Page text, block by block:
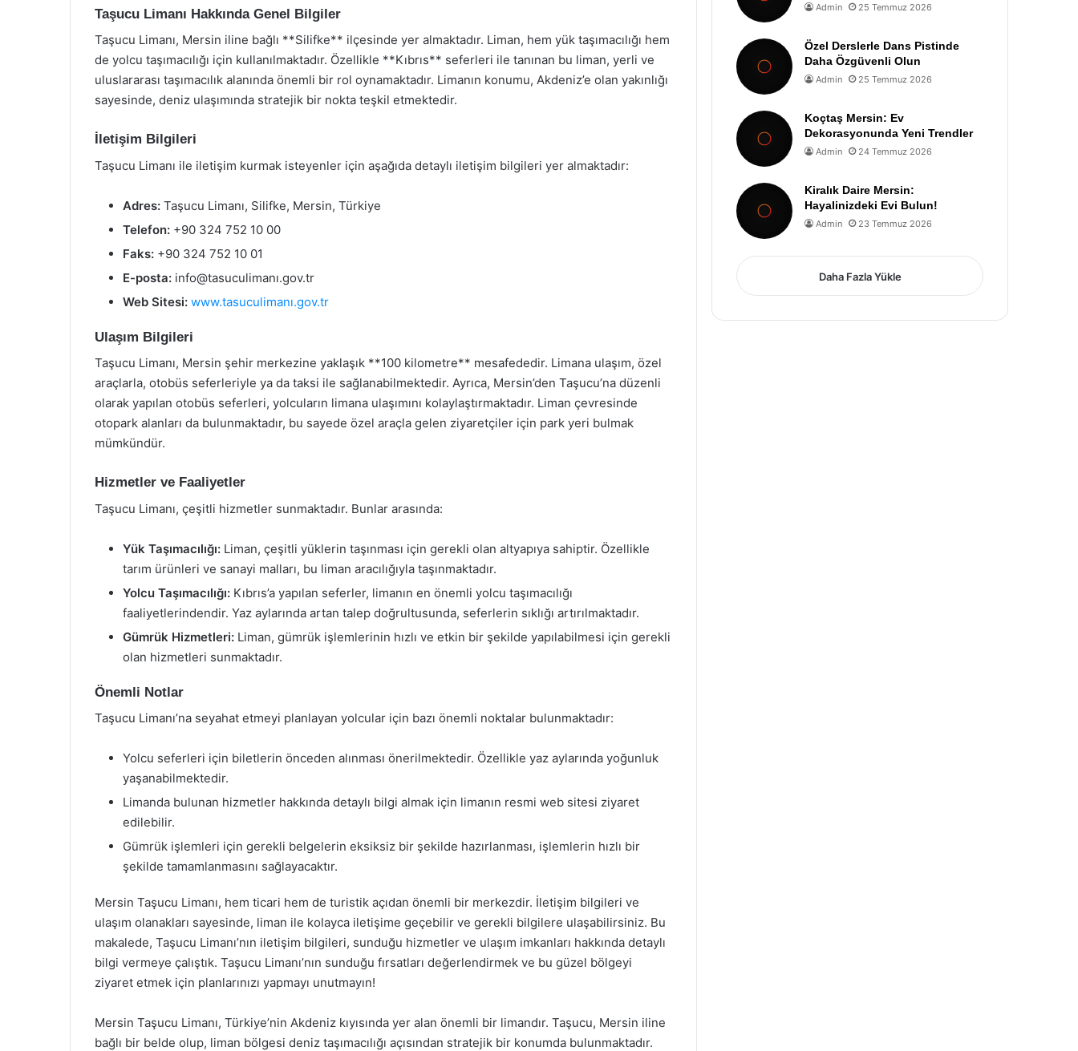
Taşucu Limanı Hakkında Genel Bilgiler
Taşucu Limanı, Mersin iline bağlı **Silifke** ilçesinde yer almaktadır. Liman, hem yük taşımacılığı hem
de yolcu taşımacılığı için kullanılmaktadır. Özellikle **Kıbrıs** seferleri ile tanınan bu liman, yerli ve
uluslararası taşımacılık alanında önemli bir rol oynamaktadır. Limanın konumu, Akdeniz’e olan yakınlığı
sayesinde, deniz ulaşımında stratejik bir nokta teşkil etmektedir.
İletişim Bilgileri
Taşucu Limanı ile iletişim kurmak isteyenler için aşağıda detaylı iletişim bilgileri yer almaktadır:
Adres: Taşucu Limanı, Silifke, Mersin, Türkiye
Telefon: +90 324 752 10 00
Faks: +90 324 752 10 01
E-posta: info@tasuculimanı.gov.tr
Web Sitesi: www.tasuculimanı.gov.tr
Ulaşım Bilgileri
Taşucu Limanı, Mersin şehir merkezine yaklaşık **100 kilometre** mesafededir. Limana ulaşım, özel
araçlarla, otobüs seferleriyle ya da taksi ile sağlanabilmektedir. Ayrıca, Mersin’den Taşucu’na düzenli
olarak yapılan otobüs seferleri, yolcuların limana ulaşımını kolaylaştırmaktadır. Liman çevresinde
otopark alanları da bulunmaktadır, bu sayede özel araçla gelen ziyaretçiler için park yeri bulmak
mümkündür.
Hizmetler ve Faaliyetler
Taşucu Limanı, çeşitli hizmetler sunmaktadır. Bunlar arasında:
Yük Taşımacılığı: Liman, çeşitli yüklerin taşınması için gerekli olan altyapıya sahiptir. Özellikle
tarım ürünleri ve sanayi malları, bu liman aracılığıyla taşınmaktadır.
Yolcu Taşımacılığı: Kıbrıs’a yapılan seferler, limanın en önemli yolcu taşımacılığı
faaliyetlerindendir. Yaz aylarında artan talep doğrultusunda, seferlerin sıklığı artırılmaktadır.
Gümrük Hizmetleri: Liman, gümrük işlemlerinin hızlı ve etkin bir şekilde yapılabilmesi için gerekli
olan hizmetleri sunmaktadır.
Önemli Notlar
Taşucu Limanı’na seyahat etmeyi planlayan yolcular için bazı önemli noktalar bulunmaktadır:
Yolcu seferleri için biletlerin önceden alınması önerilmektedir. Özellikle yaz aylarında yoğunluk
yaşanabilmektedir.
Limanda bulunan hizmetler hakkında detaylı bilgi almak için limanın resmi web sitesi ziyaret
edilebilir.
Gümrük işlemleri için gerekli belgelerin eksiksiz bir şekilde hazırlanması, işlemlerin hızlı bir
şekilde tamamlanmasını sağlayacaktır.
Mersin Taşucu Limanı, hem ticari hem de turistik açıdan önemli bir merkezdir. İletişim bilgileri ve
ulaşım olanakları sayesinde, liman ile kolayca iletişime geçebilir ve gerekli bilgilere ulaşabilirsiniz. Bu
makalede, Taşucu Limanı’nın iletişim bilgileri, sunduğu hizmetler ve ulaşım imkanları hakkında detaylı
bilgi vermeye çalıştık. Taşucu Limanı’nın sunduğu fırsatları değerlendirmek ve bu güzel bölgeyi
ziyaret etmek için planlarınızı yapmayı unutmayın!
Mersin Taşucu Limanı, Türkiye’nin Akdeniz kıyısında yer alan önemli bir limandır. Taşucu, Mersin iline
bağlı bir belde olup, liman bölgesi deniz taşımacılığı açısından stratejik bir konumda bulunmaktadır.
Admin 25 Temmuz 2026
Özel Derslerle Dans Pistinde
Daha Özgüvenli Olun
Admin 25 Temmuz 2026
Koçtaş Mersin: Ev
Dekorasyonunda Yeni Trendler
Admin 24 Temmuz 2026
Kiralık Daire Mersin:
Hayalinizdeki Evi Bulun!
Admin 23 Temmuz 2026
Daha Fazla Yükle